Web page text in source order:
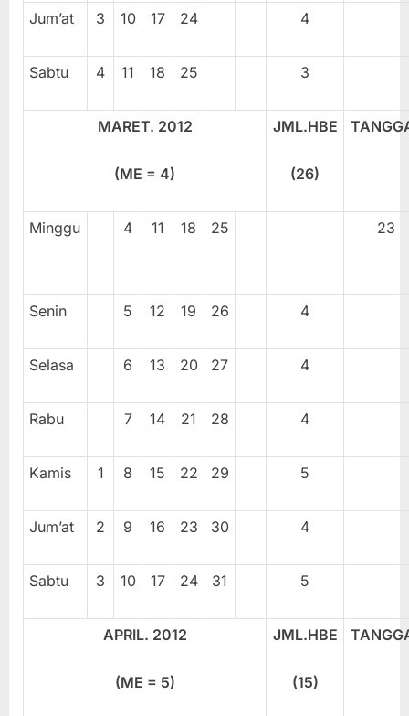
Jum’at 3 10 17 24 4
Sabtu 4 11 18 25 3
MARET. 2012
(ME = 4)
JML.HBE
(26)
Minggu 4 11 18 25 23
Senin 5 12 19 26 4
Selasa 6 13 20 27 4
Rabu 7 14 21 28 4
Kamis 1 8 15 22 29 5
Jum’at 2 9 16 23 30 4
Sabtu 3 10 17 24 31 5
APRIL. 2012
(ME = 5)
JML.HBE
(15)